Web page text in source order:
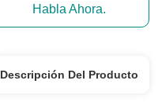
Habla Ahora.
Descripción Del Producto